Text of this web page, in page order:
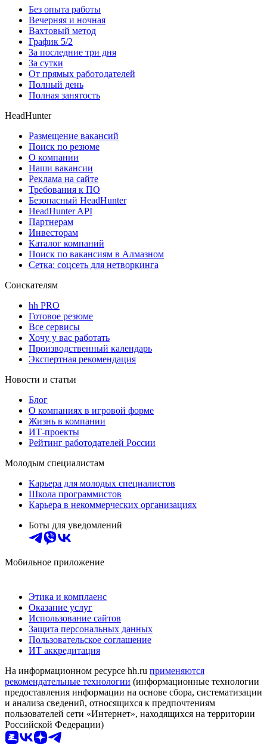
Без опыта работы
Вечерняя и ночная
Вахтовый метод
График 5/2
За последние три дня
За сутки
От прямых работодателей
Полный день
Полная занятость
HeadHunter
Размещение вакансий
Поиск по резюме
О компании
Наши вакансии
Реклама на сайте
Требования к ПО
Безопасный HeadHunter
HeadHunter API
Партнерам
Инвесторам
Каталог компаний
Поиск по вакансиям в Алмазном
Сетка: соцсеть для нетворкинга
Соискателям
hh PRO
Готовое резюме
Все сервисы
Хочу у вас работать
Производственный календарь
Экспертная рекомендация
Новости и статьи
Блог
О компаниях в игровой форме
Жизнь в компании
ИТ-проекты
Рейтинг работодателей России
Молодым специалистам
Карьера для молодых специалистов
Школа программистов
Карьера в некоммерческих организациях
Боты для уведомлений
Мобильное приложение
Этика и комплаенс
Оказание услуг
Использование сайтов
Защита персональных данных
Пользовательское соглашение
ИТ аккредитация
На информационном ресурсе hh.ru применяются
рекомендательные технологии (информационные технологии
предоставления информации на основе сбора, систематизации
и анализа сведений, относящихся к предпочтениям
пользователей сети «Интернет», находящихся на территории
Российской Федерации)